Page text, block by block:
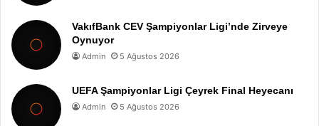
VakıfBank CEV Şampiyonlar Ligi’nde Zirveye
Oynuyor
Admin 5 Ağustos 2026
UEFA Şampiyonlar Ligi Çeyrek Final Heyecanı
Admin 5 Ağustos 2026